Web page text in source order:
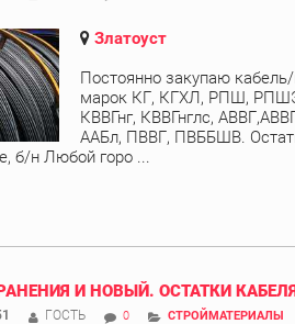
Златоуст
Постоянно закупаю
марок КГ, КГХЛ, РПШ,
КВВГнг, КВВГнглс,
ААБл, ПВВГ, ПВББШВ.
б/н Любой горо ...
И НОВЫЙ. ОСТАТКИ
ГОСТЬ 0 СТРОЙМАТЕРИАЛЫ